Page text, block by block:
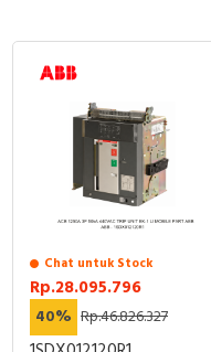
Chat untuk Stock
Rp.28.095.796
40% Rp.46.826.327